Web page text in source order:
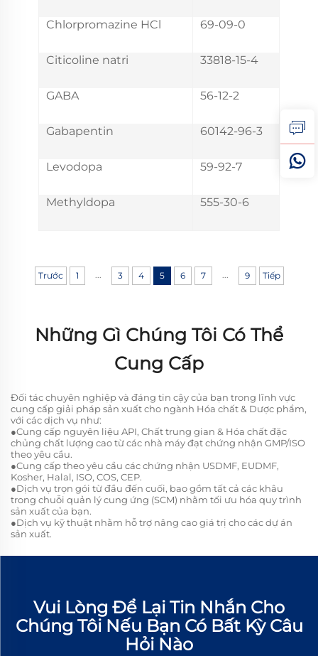
Chlorpromazine HCl 69-09-0
Citicoline natri 33818-15-4
GABA 56-12-2
Gabapentin 60142-96-3
Levodopa 59-92-7
Methyldopa 555-30-6
Trước 1 ... 3 4 5 6 7 ... 9 Tiếp
Những Gì Chúng Tôi Có Thể
Cung Cấp
Đối tác chuyên nghiệp và đáng tin cậy của bạn trong lĩnh vực
cung cấp giải pháp sản xuất cho ngành Hóa chất & Dược phẩm,
với các dịch vụ như:
●Cung cấp nguyên liệu API, Chất trung gian & Hóa chất đặc
chủng chất lượng cao từ các nhà máy đạt chứng nhận GMP/ISO
theo yêu cầu.
●Cung cấp theo yêu cầu các chứng nhận USDMF, EUDMF,
Kosher, Halal, ISO, COS, CEP.
●Dịch vụ trọn gói từ đầu đến cuối, bao gồm tất cả các khâu
trong chuỗi quản lý cung ứng (SCM) nhằm tối ưu hóa quy trình
sản xuất của bạn.
●Dịch vụ kỹ thuật nhằm hỗ trợ nâng cao giá trị cho các dự án
sản xuất.
Vui Lòng Để Lại Tin Nhắn Cho
Chúng Tôi Nếu Bạn Có Bất Kỳ Câu
Hỏi Nào